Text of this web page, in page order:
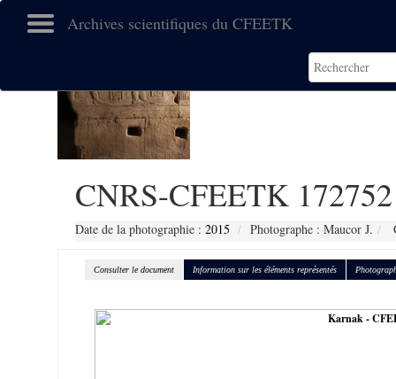
Archives scientifiques du CFEETK
CNRS-CFEETK 172752
Date de la photographie : 2015 Photographe : Maucor J.
Consulter le document Information sur les éléments représentés